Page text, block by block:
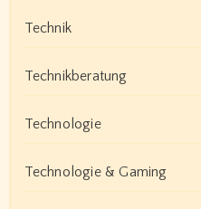
Technik
Technikberatung
Technologie
Technologie & Gaming